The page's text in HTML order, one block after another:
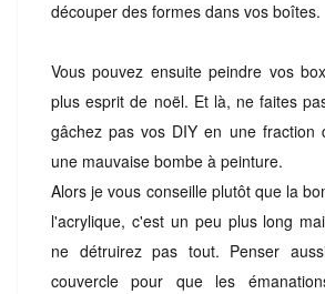
découper des formes dans vos boîtes.
Vous pouvez ensuite peindre vos
plus esprit de noël. Et là, ne faites
gâchez pas vos DIY en une fraction
une mauvaise bombe à peinture.
Alors je vous conseille plutôt que la
l'acrylique, c'est un peu plus long
ne détruirez pas tout. Penser
couvercle pour que les